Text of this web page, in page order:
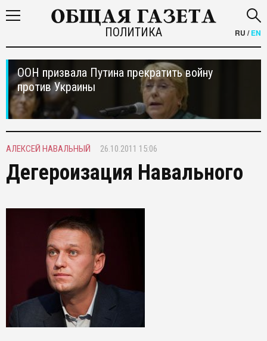
ПОЛИТИКА RU /EN
ООН призвала Путина прекратить войну
против Украины
АЛЕКСЕЙ НАВАЛЬНЫЙ 26.10.2011 15:06
Дегероизация Навального